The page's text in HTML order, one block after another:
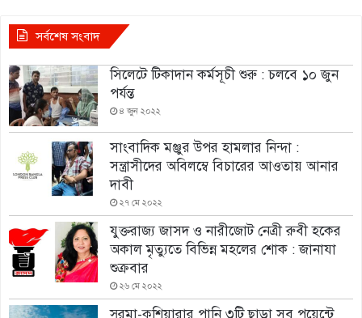
সর্বশেষ সংবাদ
সিলেটে টিকাদান কর্মসূচী শুরু : চলবে ১০ জুন
পর্যন্ত
৪ জুন ২০২২
সাংবাদিক মঞ্জুর উপর হামলার নিন্দা :
সন্ত্রাসীদের অবিলম্বে বিচারের আওতায় আনার
দাবী
২৭ মে ২০২২
যুক্তরাজ্য জাসদ ও নারীজোট নেত্রী রুবী হকের
অকাল মৃত্যুতে বিভিন্ন মহলের শোক : জানাযা
শুক্রবার
২৬ মে ২০২২
সুরমা-কুশিয়ারার পানি ৩টি ছাড়া সব পয়েন্টে